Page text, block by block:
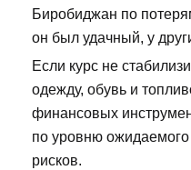
Биробиджан по
он был удачный, у
Если курс не
одежду, обувь и
финансовых
по уровню
рисков.